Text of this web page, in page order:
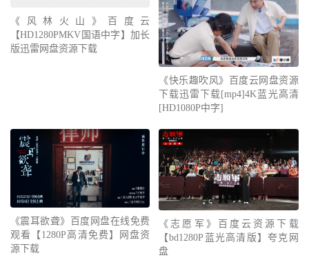
《风林火山》百度云
【HD1280PMKV国语中字】加长
版迅雷网盘资源下载
《快乐趣吹风》百度云网盘资源
下载迅雷下载[mp4]4K蓝光高清
[HD1080P中字]
《震耳欲聋》百度网盘在线免费
观看【1280P高清免费】网盘资
源下载
《志愿军》百度云资源下载
【bd1280P蓝光高清版】夸克网
盘